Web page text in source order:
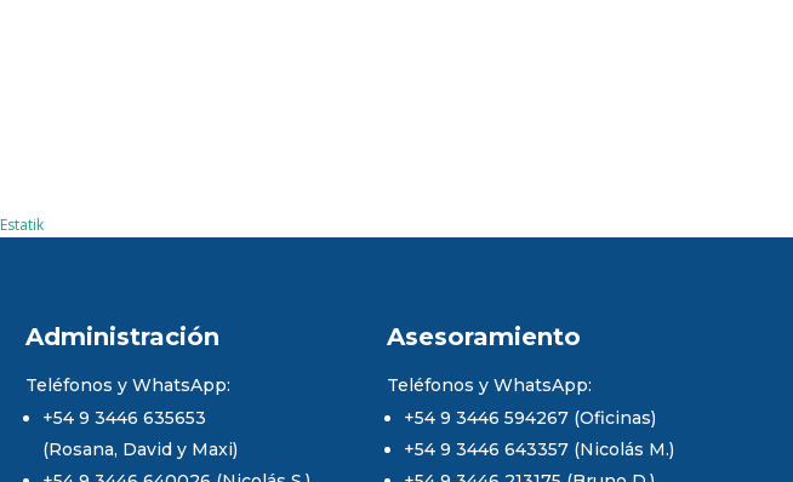
Estatik
Administración
Teléfonos y WhatsApp:
+54 9 3446 635653
(Rosana, David y Maxi)
Asesoramiento
Teléfonos y WhatsApp:
+54 9 3446 594267 (Oficinas)
+54 9 3446 643357 (Nicolás M.)